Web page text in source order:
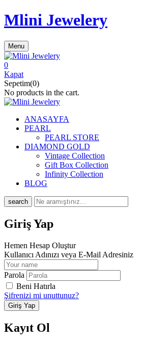
Mlini Jewelery
Menu
0
Kapat
Sepetim(0)
No products in the cart.
ANASAYFA
PEARL
PEARL STORE
DIAMOND GOLD
Vintage Collection
Gift Box Collection
Infinity Collection
BLOG
search
Giriş Yap
Hemen Hesap Oluştur
Kullanıcı Adınızı veya E-Mail Adresiniz
Parola
Beni Hatırla
Şifrenizi mi unuttunuz?
Kayıt Ol